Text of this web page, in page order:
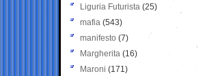
Liguria Futurista (25)
mafia (543)
manifesto (7)
Margherita (16)
Maroni (171)